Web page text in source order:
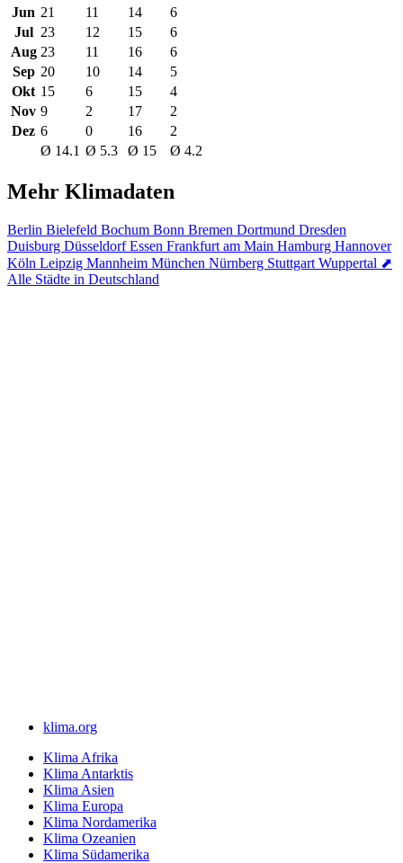
Jun 21 11 14
6
Jul 23 12 15
6
Aug 23 11 16
6
Sep 20 10 14
5
Okt 15 6 15
4
Nov 9 2 17
2
Dez 6 0 16
2
Ø 14.1 Ø 5.3 Ø 15 Ø 4.2
Mehr Klimadaten
Berlin Bielefeld Bochum Bonn Bremen Dortmund Dresden
Duisburg DüsseldorfEssen Frankfurt am Main Hamburg Hannover
Köln Leipzig Mannheim München Nürnberg Stuttgart Wuppertal ⬈
Alle Städte in Deutschland
klima.org
Klima Afrika
Klima Antarktis
Klima Asien
Klima Europa
Klima Nordamerika
Klima Ozeanien
Klima Südamerika